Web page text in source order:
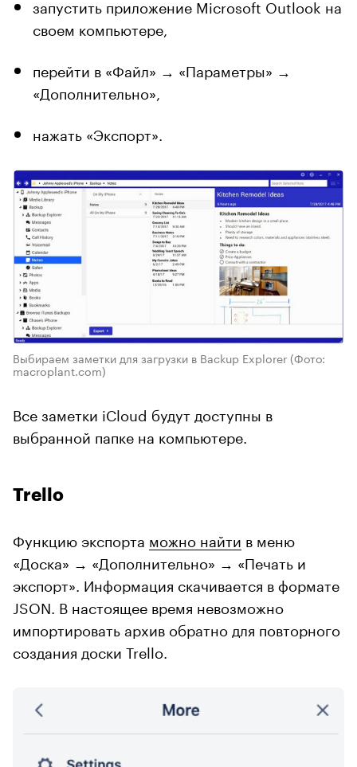
запустить приложение Microsoft Outlook на
своем компьютере,
перейти в «Файл» → «Параметры» →
«Дополнительно»,
нажать «Экспорт».
Выбираем заметки для загрузки в Backup Explorer (Фото:
macroplant.com)
Все заметки iCloud будут доступны в
выбранной папке на компьютере.
Trello
Функцию экспорта можно найти в меню
«Доска» → «Дополнительно» → «Печать и
экспорт». Информация скачивается в формате
JSON. В настоящее время невозможно
импортировать архив обратно для повторного
создания доски Trello.